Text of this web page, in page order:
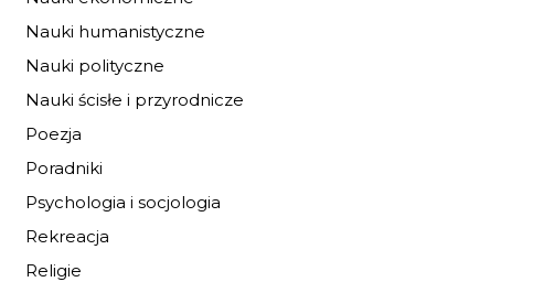
Nauki humanistyczne
Nauki polityczne
Nauki ścisłe i przyrodnicze
Poezja
Poradniki
Psychologia i socjologia
Rekreacja
Religie